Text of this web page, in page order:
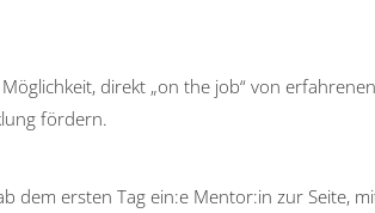
direkt „on the job“ von
fördern.
dem ersten Tag ein:e Mentor:in zur Seite,